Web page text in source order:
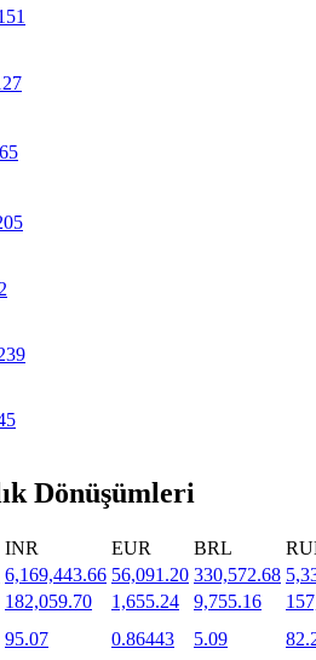
için esnek staking
Dönüşümleri
INR EUR BRL
6,169,443.66 56,091.20 330,572.68
182,059.70 1,655.24 9,755.16
95.07 0.86443 5.09